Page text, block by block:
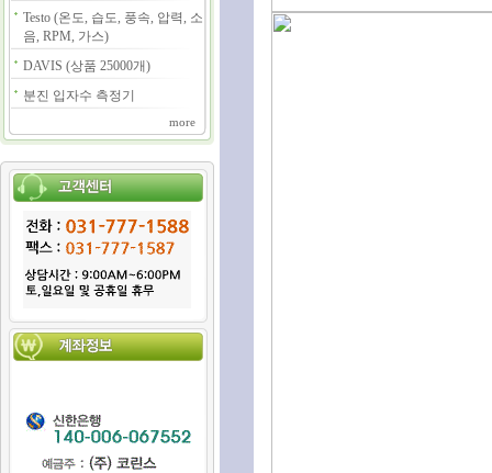
Testo (온도, 습도, 풍속, 압력, 소
음, RPM, 가스)
DAVIS (상품 25000개)
분진 입자수 측정기
more